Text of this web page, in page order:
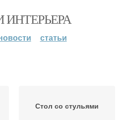
ИНТЕРЬЕРА
статьи
Стол со стульями